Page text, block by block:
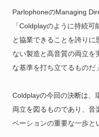
ParlophoneのManaging
「Coldplayのように持続
と協業できることを誇り
ない製造と高音質の両立を
な基準を打ち立てるものだ
Coldplayの今回の決断は、
両立を図るものであり、音
ベーションの重要な一歩と